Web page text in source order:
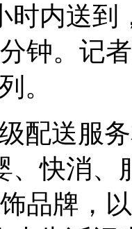
时内送到
钟。记
。
配送服
、快消、
品牌，